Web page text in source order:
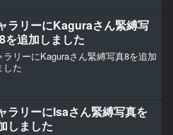
ラリーにKaguraさん緊縛写
を追加しました
ラリーにKaguraさん緊縛写真8を追加
した
ラリーにIsaさん緊縛写真を
しました